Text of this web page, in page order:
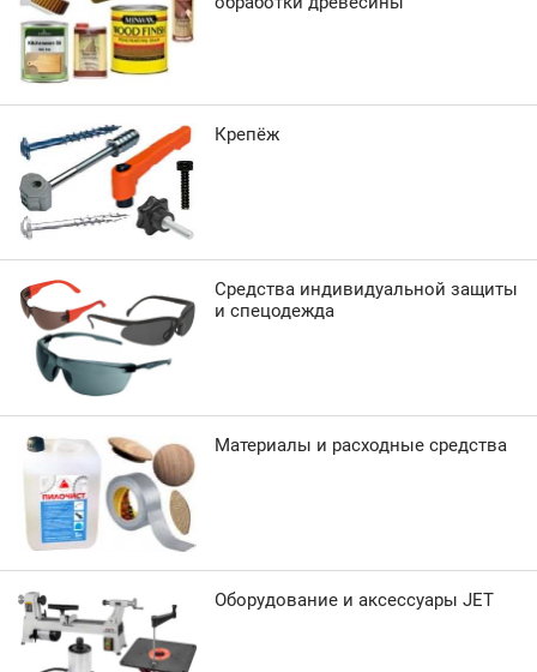
Крепёж
Средства индивидуальной защиты
и спецодежда
Материалы и расходные средства
Оборудование и аксессуары JET